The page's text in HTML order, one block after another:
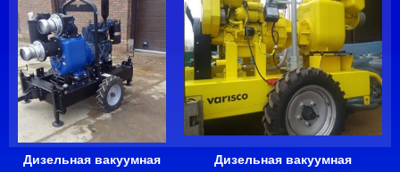
Дизельная вакуумная
Дизельная вакуумная